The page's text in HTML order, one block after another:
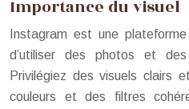
Importance du visuel
Instagram est une
d’utiliser des photos et
Privilégiez des visuels clairs
couleurs et des filtres